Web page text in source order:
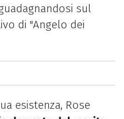
sul
di "Angelo dei
esistenza, Rose